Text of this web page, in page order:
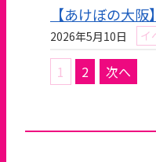
【あけぼの大
2026年5月10日 イ
投
稿
1 2 次へ